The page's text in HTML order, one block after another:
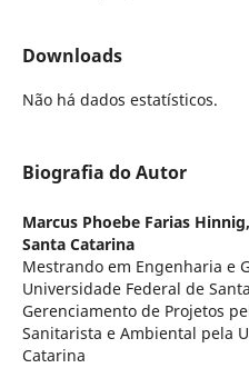
Downloads
Não há dados estatísticos.
Biografia do Autor
Marcus Phoebe Farias Hinnig,
Santa Catarina
Mestrando em Engenharia e
Universidade Federal de
Gerenciamento de Projetos
Sanitarista e Ambiental pela
Catarina